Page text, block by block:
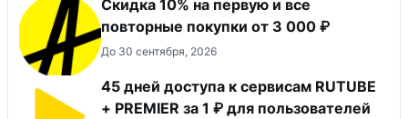
Скидка 10% на первую и все
повторные покупки от 3 000 ₽
До 30 сентября, 2026
45 дней доступа к сервисам RUTUBE
+ PREMIER за 1 ₽ для пользователей